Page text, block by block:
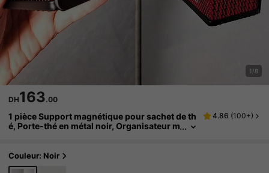
1/8
DH163.00
1 pièce Support magnétique pour sachet de th
é, Porte-thé en métal noir, Organisateur m
r, les étagères de cuisine et le comptoir, Étagè
re de rangement de cuisine
4.86 (100+)
Couleur: Noir